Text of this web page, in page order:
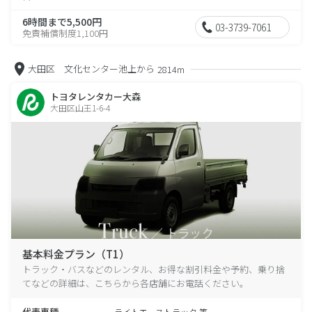
6時間まで5,500円
免責補償制度1,100円 03-3739-7061
大田区 文化センター池上から 2814m
トヨタレンタカー大森
大田区山王1-6-4
基本料金プラン（T1）
トラック・バスなどのレンタル、お得な割引料金や予約、乗り捨
てなどの詳細は、こちらから各店舗にお電話ください。